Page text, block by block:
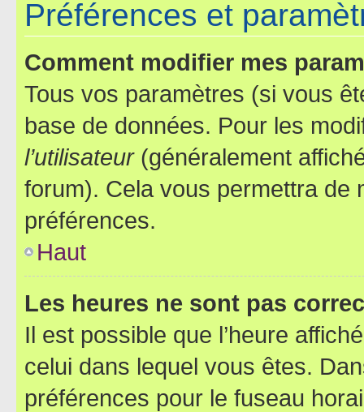
Préférences et
Comment modifier mes
Tous vos paramètres (si vous
base de données. Pour les
l’utilisateur(généralement
forum). Cela vous permettra de
préférences.
Haut
Les heures ne sont pas
Il est possible que l’heure
celui dans lequel vous êtes.
préférences pour le fuseau